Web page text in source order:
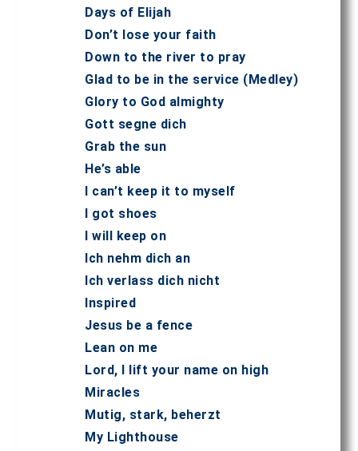
Days of Elijah
Don’t lose your faith
Down to the river to pray
Glad to be in the service (Medley)
Glory to God almighty
Gott segne dich
Grab the sun
He’s able
I can’t keep it to myself
I got shoes
I will keep on
Ich nehm dich an
Ich verlass dich nicht
Inspired
Jesus be a fence
Lean on me
Lord, I lift your name on high
Miracles
Mutig, stark, beherzt
My Lighthouse